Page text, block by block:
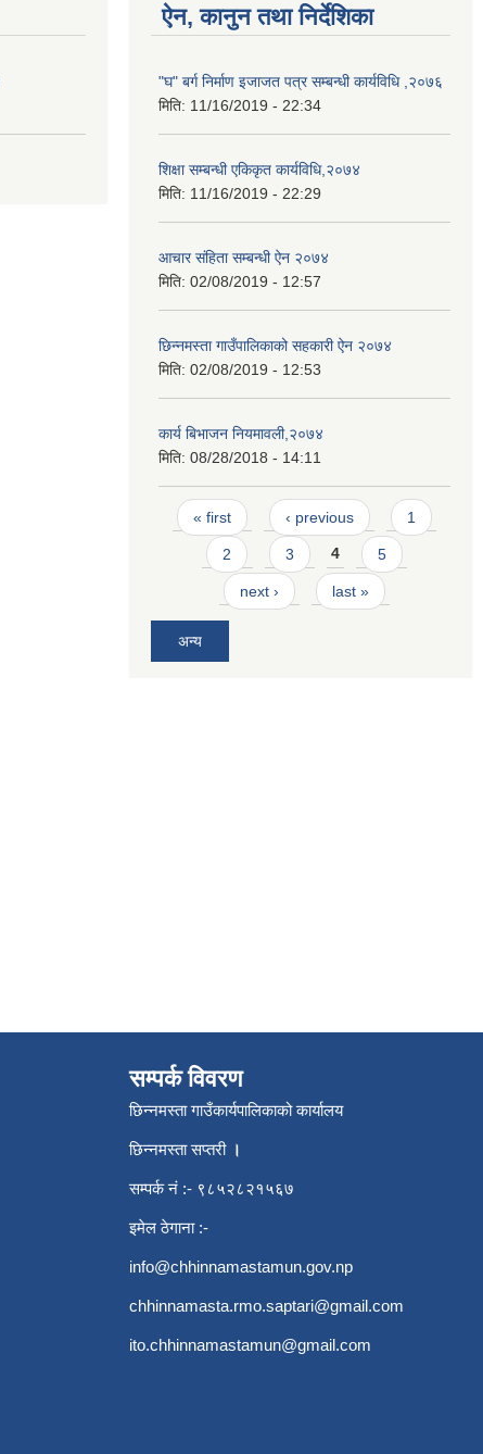
ऐन, कानुन तथा निर्देशिका
"घ" बर्ग निर्माण इजाजत पत्र सम्बन्धी कार्यविधि ,२०७६
मिति: 11/16/2019 - 22:34
शिक्षा सम्बन्धी एकिकृत कार्यविधि,२०७४
मिति: 11/16/2019 - 22:29
आचार संहिता सम्बन्धी ऐन २०७४
मिति: 02/08/2019 - 12:57
छिन्नमस्ता गाउँपालिकाको सहकारी ऐन २०७४
मिति: 02/08/2019 - 12:53
कार्य बिभाजन नियमावली,२०७४
मिति: 08/28/2018 - 14:11
Pages
« first ‹ previous 1
2 3 4 5
next › last »
अन्य
सम्पर्क विवरण
छिन्नमस्ता गाउँकार्यपालिकाको कार्यालय
छिन्नमस्ता सप्तरी ।
सम्पर्क नं :- ९८५२८२१५६७
इमेल ठेगाना :-
info@chhinnamastamun.gov.np
chhinnamasta.rmo.saptari@gmail.com
ito.chhinnamastamun@gmail.com